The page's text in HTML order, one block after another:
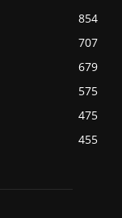
854
707
679
575
475
455